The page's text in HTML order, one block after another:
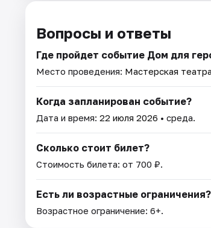
Вопросы и ответы
Где пройдет событие Дом для
Место проведения: Мастерская
Когда запланирован событие?
Дата и время: 22 июля 2026 • среда.
Сколько стоит билет?
Стоимость билета: от 700 ₽.
Есть ли возрастные ограничения?
Возрастное ограничение: 6+.